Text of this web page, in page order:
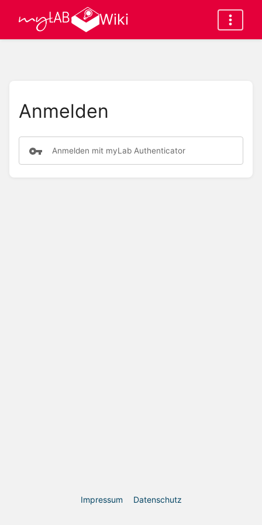
Wiki
Anmelden
Anmelden mit myLab Authenticator
Impressum Datenschutz